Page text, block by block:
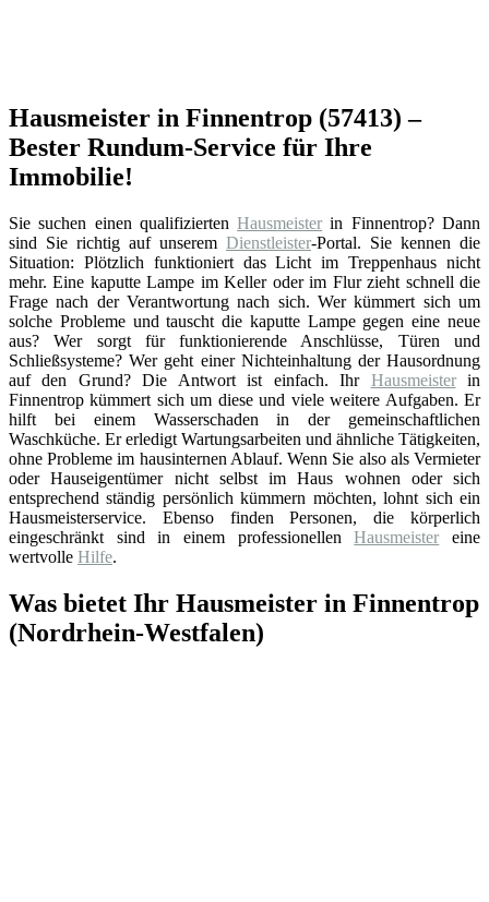
Hausmeister in Finnentrop (57413) –
Bester Rundum-Service für Ihre
Immobilie!
Sie suchen einen qualifiziertenHausmeister in Finnentrop? Dann
sind Sie richtig auf unserem Dienstleister-Portal. Sie kennen die
Situation: Plötzlich funktioniert das Licht im Treppenhaus nicht
mehr. Eine kaputte Lampe im Keller oder im Flur zieht schnell die
Frage nach der Verantwortung nach sich. Wer kümmert sich um
solche Probleme und tauscht die kaputte Lampe gegen eine neue
aus? Wer sorgt für funktionierende Anschlüsse, Türen und
Schließsysteme? Wer geht einer Nichteinhaltung der Hausordnung
auf den Grund? Die Antwort ist einfach. Ihr Hausmeisterin
Finnentrop kümmert sich um diese und viele weitere Aufgaben. Er
hilft bei einem Wasserschaden in der gemeinschaftlichen
Waschküche. Er erledigt Wartungsarbeiten und ähnliche Tätigkeiten,
ohne Probleme im hausinternen Ablauf. Wenn Sie also als Vermieter
oder Hauseigentümer nicht selbst im Haus wohnen oder sich
entsprechend ständig persönlich kümmern möchten, lohnt sich ein
Hausmeisterservice. Ebenso finden Personen, die körperlich
eingeschränkt sind in einem professionellenHausmeister eine
wertvolle Hilfe.
Was bietet Ihr Hausmeister in Finnentrop
(Nordrhein-Westfalen)